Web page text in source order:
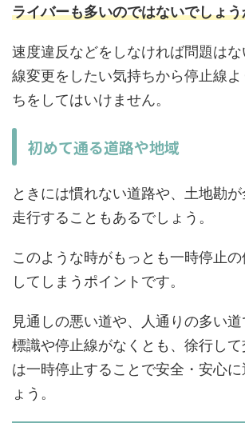
ライバーも多いのではないでしょ
速度違反などをしなければ問題は
線変更をしたい気持ちから停止線
ちをしてはいけません。
初めて通る道路や地域
ときには慣れない道路や、土地勘
走行することもあるでしょう。
このような時がもっとも一時停止
してしまうポイントです。
見通しの悪い道や、人通りの多い
標識や停止線がなくとも、徐行し
は一時停止することで安全・安心
ょう。